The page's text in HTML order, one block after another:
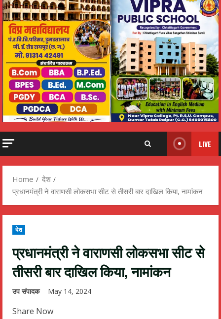
LIVE
Home
देश
प्रधानमंत्री ने वाराणसी लोकसभा सीट से तीसरी बार दाखिल किया, नामांकन
देश
प्रधानमंत्री ने वाराणसी लोकसभा सीट से
तीसरी बार दाखिल किया, नामांकन
उप संपादक May 14, 2024
Share Now